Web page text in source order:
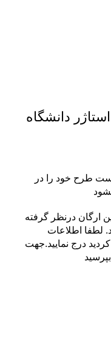
دانشگاه
طرح خود را در
ارگان درنظر گرفته
لطفا اطلاعات
درج نماييد.جهت